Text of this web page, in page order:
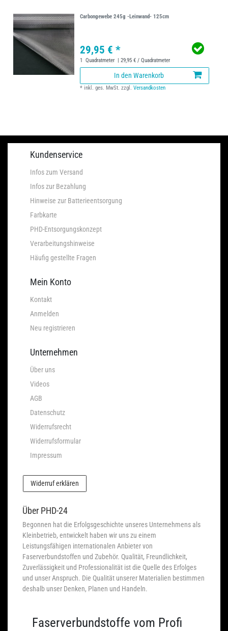
Carbongewebe 245g -Leinwand- 125cm
29,95 € *
1 Quadratmeter | 29,95 € / Quadratmeter
In den Warenkorb
*inkl. ges. MwSt. zzgl.Versandkosten
Kundenservice
Infos zum Versand
Infos zur Bezahlung
Hinweise zur Batterieentsorgung
Farbkarte
PHD-Entsorgungskonzept
Verarbeitungshinweise
Häufig gestellte Fragen
Mein Konto
Kontakt
Anmelden
Neu registrieren
Unternehmen
Über uns
Videos
AGB
Datenschutz
Widerrufsrecht
Widerrufsformular
Impressum
Widerruf erklären
Über PHD-24
Begonnen hat die Erfolgsgeschichte unseres Unternehmens als
Kleinbetrieb, entwickelt haben wir uns zu einem
Leistungsfähigen internationalen Anbieter von
Faserverbundstoffen und Zubehör. Qualität, Freundlichkeit,
Zuverlässigkeit und Professionalität ist die Quelle des Erfolges
und unser Anspruch. Die Qualität unserer Materialien bestimmen
deshalb unser Denken, Planen und Handeln.
Faserverbundstoffe vom Profi